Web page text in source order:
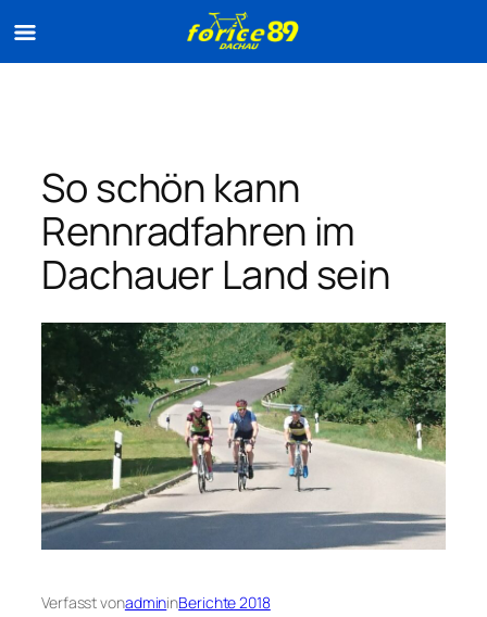
So schön kann
Rennradfahren im
Dachauer Land sein
Verfasst vonadmininBerichte 2018